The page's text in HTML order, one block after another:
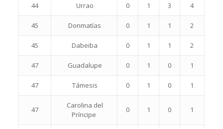
44 Urrao 0 1 3 4
45 Donmatías 0 1 1 2
45 Dabeiba 0 1 1 2
47 Guadalupe 0 1 0 1
47 Támesis 0 1 0 1
47
Carolina del
Príncipe
0 1 0 1